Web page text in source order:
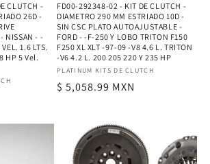
CLUTCH -
26D -
NISSAN - -
1.6 LTS.
HP 5 Vel.
FD00-292348-02 - KIT DE CLUTCH -
DIAMETRO 290 MM ESTRIADO 10D -
SIN CSC PLATO AUTOAJUSTABLE -
FORD - -F-250 Y LOBO TRITON F150
F250 XL XLT -97-09 -V8 4.6 L. TRITON
-V6 4.2 L. 200 205 220 Y 235 HP
Proveedor:
PLATINUM KITS DE CLUTCH
Precio
$ 5,058.99 MXN